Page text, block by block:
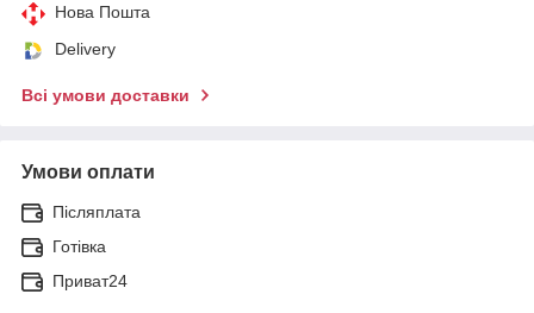
Нова Пошта
Delivery
Всі умови доставки
Умови оплати
Післяплата
Готівка
Приват24